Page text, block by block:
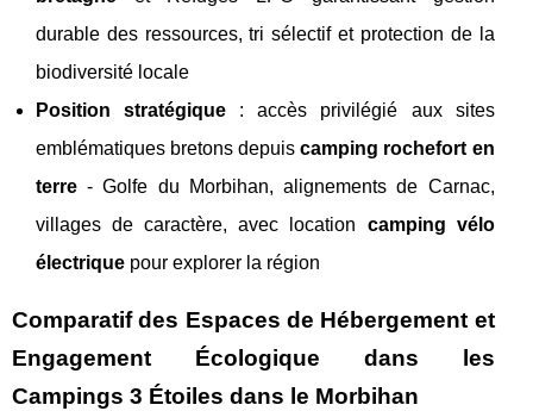
durable des ressources, tri sélectif et protection de la
biodiversité locale
Position stratégique : accès privilégié aux sites
emblématiques bretons depuiscamping rochefort en
terre - Golfe du Morbihan, alignements de Carnac,
villages de caractère, avec location camping vélo
électrique pour explorer la région
Comparatif des Espaces de Hébergement et
Engagement Écologique dans les
Campings 3 Étoiles dans le Morbihan